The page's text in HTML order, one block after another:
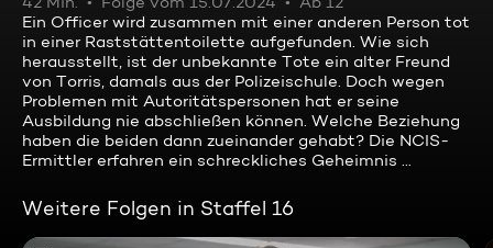
Ein Officer wird zusammen mit einer anderen Person tot
in einer Raststättentoilette aufgefunden. Wie sich
herausstellt, ist der unbekannte Tote ein alter Freund
von Torris, damals aus der Polizeischule. Doch wegen
Problemen mit Autoritätspersonen hat er seine
Ausbildung nie abschließen können. Welche Beziehung
haben die beiden dann zueinander gehabt? Die NCIS-
Ermittler erfahren ein schreckliches Geheimnis ...
Weitere Folgen in Staffel 16